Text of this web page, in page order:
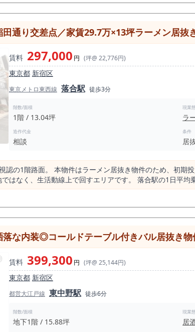
ではありますが、住宅地としての利用が中心で、 通勤・
導線を確保しやすいポジションといえます。 本物件が位置する上落中通りは、地域
はなく、日常利用を前提とした飲食店営業が成立しやす
着型で長く続ける店舗」を目指す方にとって検討しやすい立地とな
が19店舗営業しています。 一見すると競合が多いように
示しています。 一定数の同業態が存在し続けていること
内装を
間を検討しやすい点も特徴です。 約17坪という面積は、
です。 さらに、駅徒歩1分という立地により、看板や外観の工夫によって
りやすい環境です。特に地域密着型の飲食店では、 継続
を検討されている方にとって、 「駅近」「居抜き」「適正
しているわけではありません。 特に本物件のように、業態
居抜き物件で初期負担を抑えたい方 ・
・地域密着型で安定した営業を目指したい方 ・カレー・エ
となるケース
希少性があり、同水準の物件を継続的に比較できるとは限らないのが
店舗」 といった条件で物件をお探しの方にとって、バランスの取
れらの条件が揃う物件は、常時市場に出ているわけではありません。
ることは、「競争」ではなく「需要が成立している環境」
ずはお問い合わせのうえ現地確認をご検討ください。 本
そうした初期負担を抑えつつ、 新宿
ない現実的な出店機会といえます。
通り交差点／家賃29.7万×13坪ラーメン居抜
賃料 297,000 円 (坪@ 22,776円)
東京都 新宿区
東京メトロ東西線 落合駅 徒歩3分
階数/面積
1階 / 13.04坪
現業
ラ
造作代金
相談
条件
居
路面。 本物件はラーメン居抜き物件のため、初期投資を抑えた開
です。 落合駅の1日平均乗降人員は約2.6万人。 駅半径500m圏の飲食店は
やすい規模感です。 客単価1,000円〜1,200円想
立地です。 ラーメンで即営業も
こ
い。
落な内装◎コールドテーブル付きバル居抜き物
賃料 399,300 円 (坪@ 25,144円)
東京都 新宿区
都営大江戸線 東中野駅 徒歩6分
階数/面積
地下1階 / 15.88坪
現業
居